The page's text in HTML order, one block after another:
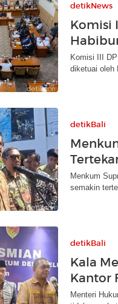
detikNews
Komisi
Komisi III
diketuai oleh
detikBali
Menkum
semakin
detikBali
Kala
Kantor
Menteri